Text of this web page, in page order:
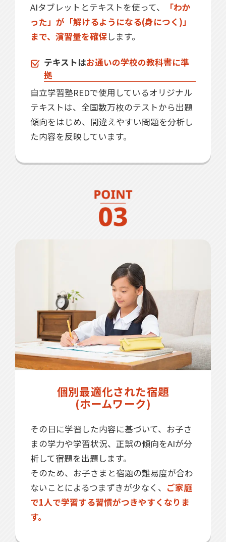
AIタブレットとテキストを使って、
「わか
った」が「解けるようになる(身につく)」
まで、演習量を確保します。
テキストはお通いの学校の教科書に準
拠
自立学習塾REDで使用しているオリジナル
テキストは、全国数万枚のテストから出題
傾向をはじめ、間違えやすい問題を分析し
た内容を反映しています。
個別最適化された宿題
(ホームワーク)
その日に学習した内容に基づいて、お子さ
まの学力や学習状況、正誤の傾向をAIが分
析して宿題を出題します。
そのため、お子さまと宿題の難易度が合わ
ないことによるつまずきが少なく、 ご家庭
で1人で学習する習慣がつきやすくなりま
す。